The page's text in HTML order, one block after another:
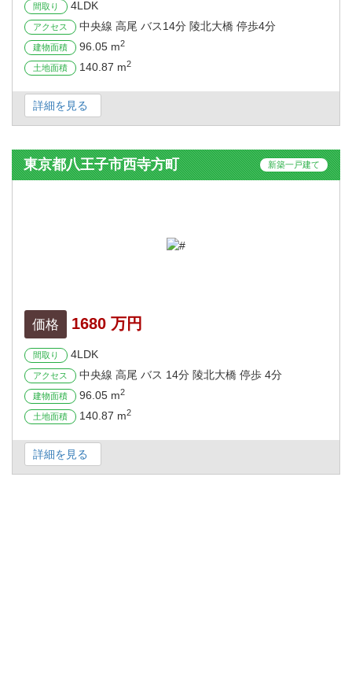
間取り 4LDK
アクセス 中央線 高尾 バス14分 陵北大橋 停歩4分
建物面積 96.05 m2
土地面積 140.87 m2
詳細を見る
東京都八王子市西寺方町 新築一戸建て
価格 1680 万円
間取り 4LDK
アクセス 中央線 高尾 バス 14分 陵北大橋 停歩 4分
建物面積 96.05 m2
土地面積 140.87 m2
詳細を見る